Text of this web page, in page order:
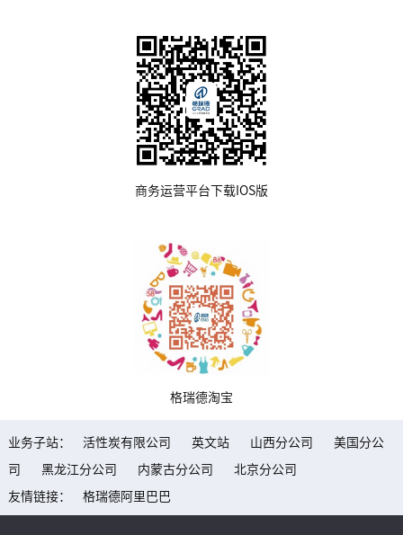
商务运营平台下载IOS版
格瑞德淘宝
业务子站： 活性炭有限公司 英文站 山西分公司 美国分公
司 黑龙江分公司 内蒙古分公司 北京分公司
友情链接： 格瑞德阿里巴巴